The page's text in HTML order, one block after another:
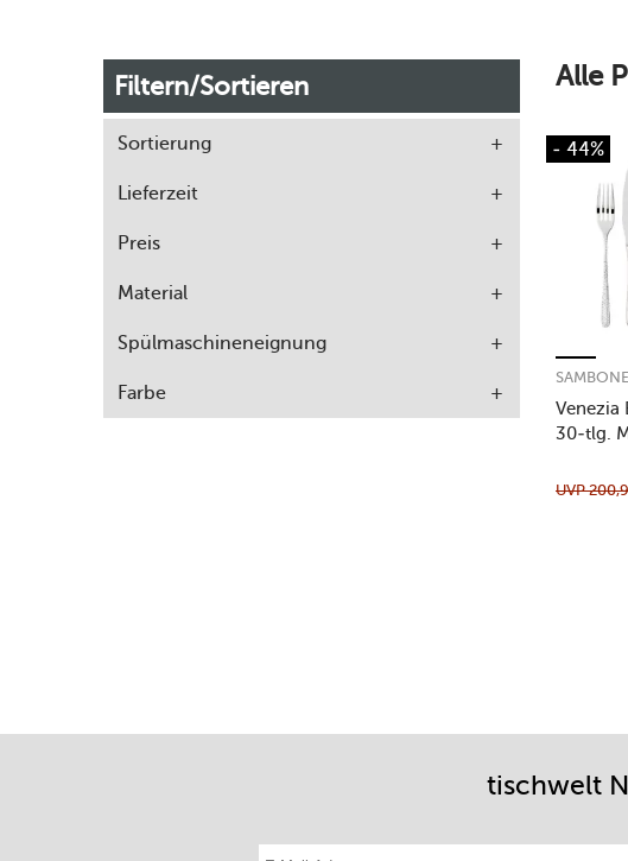
Filtern/Sortieren
Sortierung
Lieferzeit
Preis
Material
Spülmaschineneignung
Farbe
Alle
- 44%
Venezia
30-tlg.
UVP
tischwelt
E-Mail-Adresse eintragen